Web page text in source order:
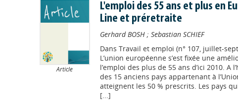
Article
L'emploi des 55 ans et plus en
Line et préretraite
Gerhard BOSH; Sebastian SCHIEF
Dans Travail et emploi (n° 107, juillet-
L’union européenne s’est fixée une
l’emploi des plus de 55 ans d’ici 2010. A
des 15 anciens pays appartenant à
atteignent les 50 % prescrits. Les pays
[...]